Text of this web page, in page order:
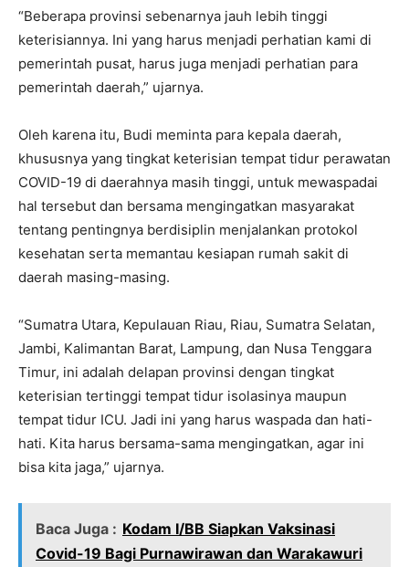
“Beberapa provinsi sebenarnya jauh lebih tinggi
keterisiannya. Ini yang harus menjadi perhatian kami di
pemerintah pusat, harus juga menjadi perhatian para
pemerintah daerah,” ujarnya.
Oleh karena itu, Budi meminta para kepala daerah,
khususnya yang tingkat keterisian tempat tidur perawatan
COVID-19 di daerahnya masih tinggi, untuk mewaspadai
hal tersebut dan bersama mengingatkan masyarakat
tentang pentingnya berdisiplin menjalankan protokol
kesehatan serta memantau kesiapan rumah sakit di
daerah masing-masing.
“Sumatra Utara, Kepulauan Riau, Riau, Sumatra Selatan,
Jambi, Kalimantan Barat, Lampung, dan Nusa Tenggara
Timur, ini adalah delapan provinsi dengan tingkat
keterisian tertinggi tempat tidur isolasinya maupun
tempat tidur ICU. Jadi ini yang harus waspada dan hati-
hati. Kita harus bersama-sama mengingatkan, agar ini
bisa kita jaga,” ujarnya.
Baca Juga : Kodam I/BB Siapkan Vaksinasi
Covid-19 Bagi Purnawirawan dan Warakawuri